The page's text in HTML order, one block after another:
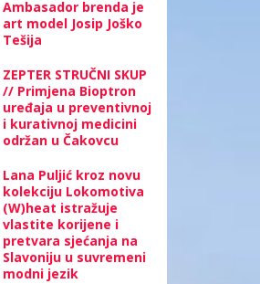
Ambasador brenda je
art model Josip Joško
Tešija
ZEPTER STRUČNI SKUP
// Primjena Bioptron
uređaja u preventivnoj
i kurativnoj medicini
održan u Čakovcu
Lana Puljić kroz novu
kolekciju Lokomotiva
(W)heat istražuje
vlastite korijene i
pretvara sjećanja na
Slavoniju u suvremeni
modni jezik